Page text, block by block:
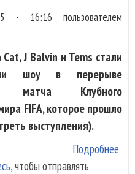
- 16:16 пользователем
J Balvin и Tems стали
шоу в перерыве
матча Клубного
FIFA, которое прошло
выступления).
Подробнее
, чтобы отправлять